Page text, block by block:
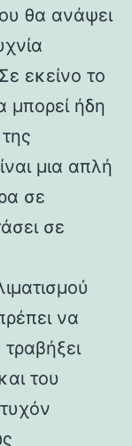
θα ανάψει
εκείνο το
μπορεί ήδη
μια απλή
σε
σε
να
του